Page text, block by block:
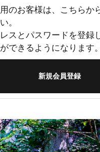
のお客様は、こちらか
。
スとパスワードを登録
できるようになります。